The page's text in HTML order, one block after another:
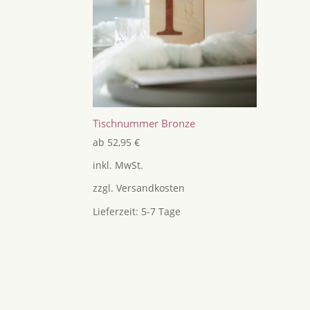
Tischnummer Bronze
ab 52,95€
inkl. MwSt.
zzgl.Versandkosten
Lieferzeit: 5-7 Tage